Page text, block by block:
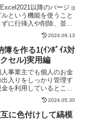
以降のバージョ
という機能を使うこと
に行挿入や削除、並べ
ができます。今回はその
より...
2024.09.13
簿を作る1(ｲﾝﾎﾞｲｽ対
セル)実用編
事業主でも個人のお金
入りをしっかり管理す
を利用しているところ
す。しかし残高をしっか
出納簿でつけた内容を会
したりする作業は非常
生しやす...
2024.05.30
に色付けして縞模